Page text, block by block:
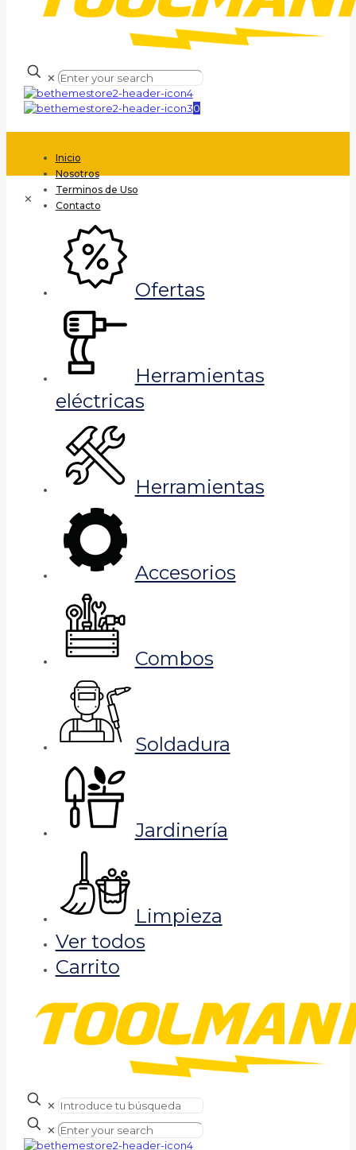
✕
0
Inicio
Nosotros
Terminos de Uso
Contacto
✕
Ofertas
Herramientas
eléctricas
Herramientas
Accesorios
Combos
Soldadura
Jardinería
Limpieza
Ver todos
Carrito
✕
✕